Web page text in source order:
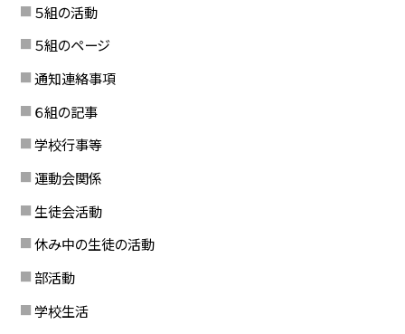
５組の活動
５組のページ
通知連絡事項
６組の記事
学校行事等
運動会関係
生徒会活動
休み中の生徒の活動
部活動
学校生活